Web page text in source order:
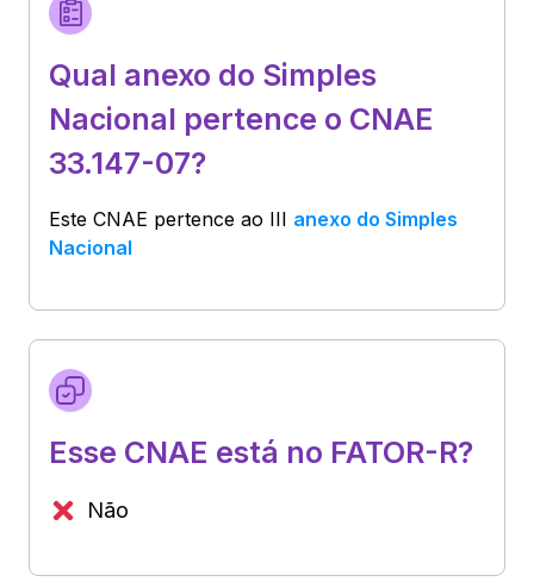
Qual anexo do Simples
Nacional pertence o CNAE
33.147-07?
Este CNAE pertence ao III anexo do Simples
Nacional
Esse CNAE está no FATOR-R?
Não